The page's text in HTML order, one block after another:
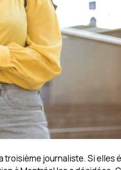
troisième journaliste. Si elles